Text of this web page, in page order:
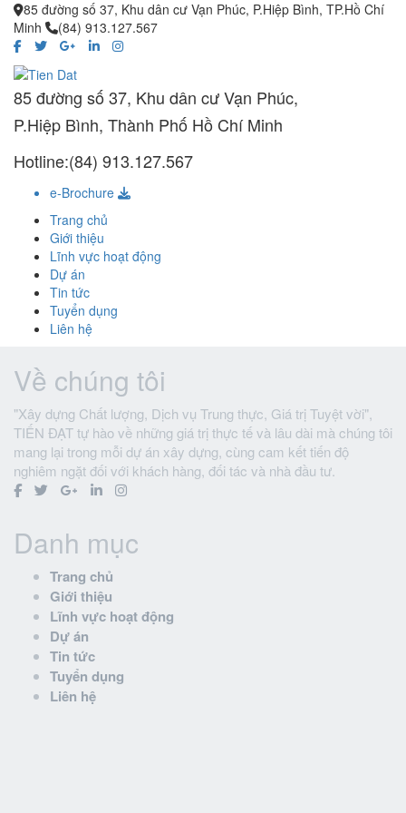
85 đường số 37, Khu dân cư Vạn Phúc, P.Hiệp Bình, TP.Hồ Chí
Minh
(84) 913.127.567
85 đường số 37, Khu dân cư Vạn Phúc,
P.Hiệp Bình, Thành Phố Hồ Chí Minh
Hotline:(84) 913.127.567
e-Brochure
Trang chủ
Giới thiệu
Lĩnh vực hoạt động
Dự án
Tin tức
Tuyển dụng
Liên hệ
Về chúng tôi
"Xây dựng Chất lượng, Dịch vụ Trung thực, Giá trị Tuyệt vời",
TIẾN ĐẠT tự hào về những giá trị thực tế và lâu dài mà chúng tôi
mang lại trong mỗi dự án xây dựng, cùng cam kết tiến độ
nghiêm ngặt đối với khách hàng, đối tác và nhà đầu tư.
Danh mục
Trang chủ
Giới thiệu
Lĩnh vực hoạt động
Dự án
Tin tức
Tuyển dụng
Liên hệ